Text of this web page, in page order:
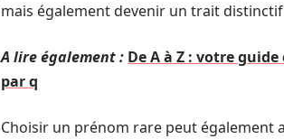
mais également devenir un trait distinctif
A lire également : De A à Z : votre
par q
Choisir un prénom rare peut également